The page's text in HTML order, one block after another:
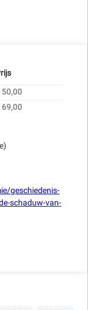
50,00
69,00
geschiedenis-
schaduw-van-